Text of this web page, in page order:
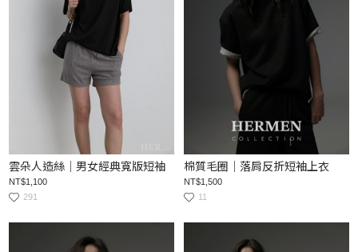
雲朵人造絲｜男女經典寬版短袖
NT$1,100
291
棉質毛圈｜落肩反折短袖上衣
NT$1,500
11